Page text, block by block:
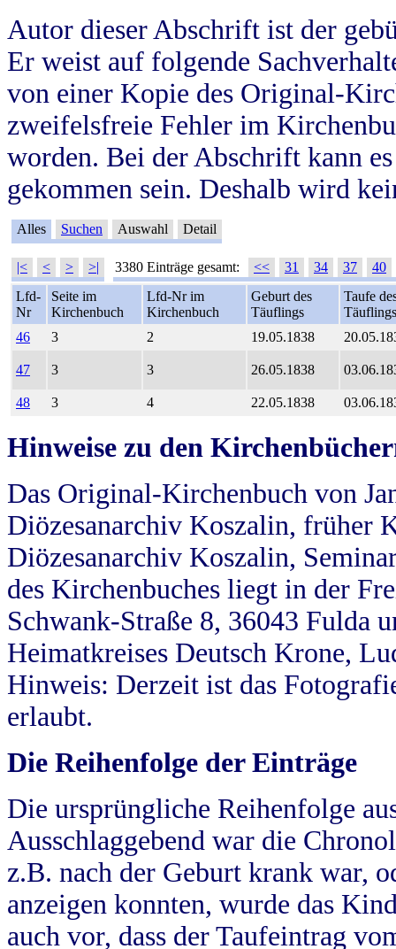
Autor dieser Abschrift ist der
Er weist auf folgende
von einer Kopie des Original-
zweifelsfreie Fehler im
worden. Bei der Abschrift kann
gekommen sein. Deshalb wird
Alles Suchen Auswahl Detail
|< < > >| 3380 Einträge gesamt: << 31 34 37
40
Lfd-
Nr
Seite im
Kirchenbuch
Lfd-Nr im
Kirchenbuch
Geburt des
Täuflings
Taufe
Täuflings
46
3 2 19.05.1838
47 3 3 26.05.1838
48 3 4 22.05.1838
Hinweise zu den
Das Original-Kirchenbuch von
Diözesanarchiv Koszalin, früher
Diözesanarchiv Koszalin,
des Kirchenbuches liegt in der
Schwank-Straße 8, 36043 Fulda
Heimatkreises Deutsch Krone,
Hinweis: Derzeit ist das
erlaubt.
Die Reihenfolge der Einträge
Die ursprüngliche Reihenfolge
Ausschlaggebend war die
z.B. nach der Geburt krank war,
anzeigen konnten, wurde das
auch vor, dass der Taufeintrag